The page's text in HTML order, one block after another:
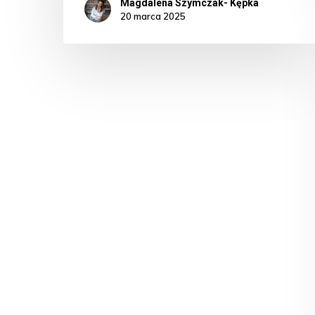
Magdalena Szymczak- Kępka
20 marca 2025